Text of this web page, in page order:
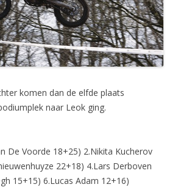
komen dan de elfde plaats
naar Leok ging.
De Voorde 18+25) 2.Nikita Kucherov
22+18) 4.Lars Derboven
15+15) 6.Lucas Adam 12+16)